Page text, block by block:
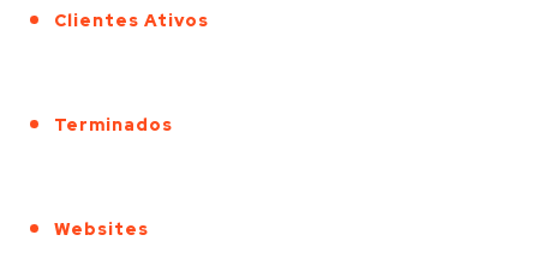
Clientes Ativos
Terminados
Websites